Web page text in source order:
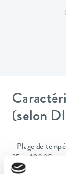
(selon
Plage de
35 ... 100 °C